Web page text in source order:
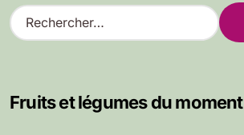
R
e
rFruits et légumes du moment